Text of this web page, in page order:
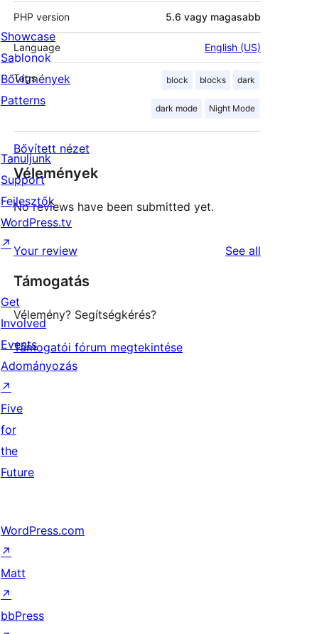
PHP version 5.6 vagy magasabb
Language English (US)
Tags block blocks dark
dark mode Night Mode
Bővített nézet
Vélemények
No reviews have been submitted yet.
Your review See all
Támogatás
Vélemény? Segítségkérés?
Támogatói fórum megtekintése
Showcase
Sablonok
Bővítmények
Patterns
Tanuljunk
Support
Fejlesztők
WordPress.tv
↗
Get
Involved
Events
Adományozás
↗
Five
for
the
Future
WordPress.com
↗
Matt
↗
bbPress